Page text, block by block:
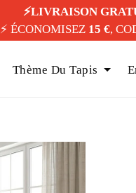
⚡️LIVRAISON
⚡️ ÉCONOMISEZ 15 €,
Thème Du Tapis